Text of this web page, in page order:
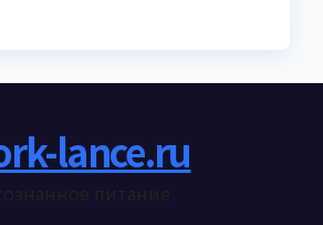
lance.ru